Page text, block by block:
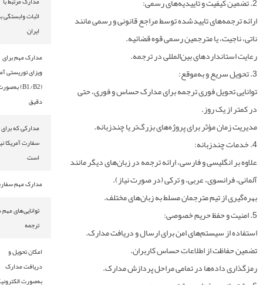
تایید‌شده توسط مراجع قانونی و رسمی مانند
یا مترجمین رسمی قوه قضائیه.
بین‌المللی در ترجمه.
فوری ترجمه برای مدارک حساس و فوری، حتی
روز.
مؤثر برای پروژه‌های بزرگ‌تر یا چندزبانه.
و فارسی، ارائه ترجمه در زبان‌های دیگر مانند
عربی، و ترکی (در صورت نیاز).
تیم مترجمان مسلط به زبان‌های مختلف.
امن برای ارسال و دریافت مدارک.
از اطلاعات حساس کاربران.
در تمامی مراحل پردازش مدارک.
اثبات وابستگی به
ویزای توریستی آمریکا
(B1/B2) به‌صورت
سفارت آمریکا نیاز
مدارک مهم سفارت
توانایی‌های مهم دفتر
به‌صورت الکترونیکی